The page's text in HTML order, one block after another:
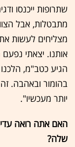
שתרופות ייכנסו
מצליחים לעשות
אותנו. יצאתי
הגיע כטב"מ,
בהומור ובאהבה.
יותר מעכשיו".
האם אתה רואה
שלה?